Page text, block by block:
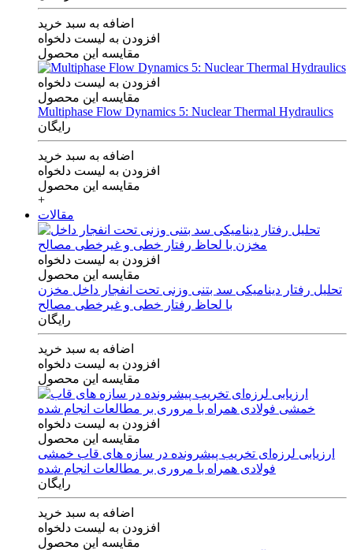
اضافه به سبد خرید
افزودن به لیست دلخواه
مقایسه این محصول
افزودن به لیست دلخواه
مقایسه این محصول
Multiphase Flow Dynamics 5: Nuclear Thermal Hydraulics
رایگان
اضافه به سبد خرید
افزودن به لیست دلخواه
مقایسه این محصول
+
مقالات
افزودن به لیست دلخواه
مقایسه این محصول
تحلیل رفتار دینامیکی سد بتنی وزنی تحت انفجار داخل مخزن
با لحاظ رفتار خطی و غیرخطی مصالح
رایگان
اضافه به سبد خرید
افزودن به لیست دلخواه
مقایسه این محصول
افزودن به لیست دلخواه
مقایسه این محصول
ارزیابی لرزه‌ای تخریب پیشرونده در سازه های قاب خمشی
فولادی همراه با مروری بر مطالعات انجام شده
رایگان
اضافه به سبد خرید
افزودن به لیست دلخواه
مقایسه این محصول